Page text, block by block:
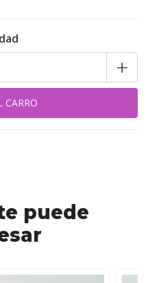
+
puede